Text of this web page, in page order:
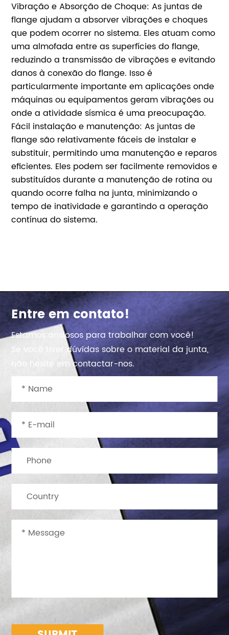
Vibração e Absorção de Choque: As juntas de
flange ajudam a absorver vibrações e choques
que podem ocorrer no sistema. Eles atuam como
uma almofada entre as superfícies do flange,
reduzindo a transmissão de vibrações e evitando
danos à conexão do flange. Isso é
particularmente importante em aplicações onde
máquinas ou equipamentos geram vibrações ou
onde a atividade sísmica é uma preocupação.
Fácil instalação e manutenção: As juntas de
flange são relativamente fáceis de instalar e
substituir, permitindo uma manutenção e reparos
eficientes. Eles podem ser facilmente removidos e
substituídos durante a manutenção de rotina ou
quando ocorre falha na junta, minimizando o
tempo de inatividade e garantindo a operação
contínua do sistema.
Entre em contato!
Estamos ansiosos para trabalhar com você!
Se você tiver dúvidas sobre o material da junta,
não hesite em contactar-nos.